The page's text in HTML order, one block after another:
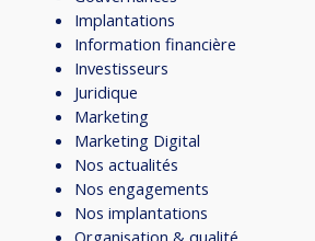
Implantations
Information financière
Investisseurs
Juridique
Marketing
Marketing Digital
Nos actualités
Nos engagements
Nos implantations
Organisation & qualité